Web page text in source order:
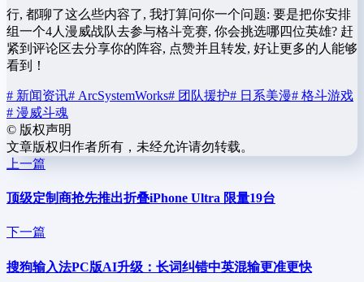
行, 都聊了这么些内容了, 我打算问你一个问题: 要是把你安排
组一个4人漫威战队去参与格斗竞赛, 你会挑选哪四位英雄? 赶
紧到评论区去分享你的阵容, 点赞并且转发, 好让更多的人能够
看到！
# 新闻资讯# ArcSystemWorks# 团队援护# 日系美漫# 格斗游戏
# 漫威斗魂
© 版权声明
文章版权归作者所有，未经允许请勿转载。
上一篇
顶级定制商抢先推出折叠iPhone Ultra 限量19台
下一篇
搜狗输入法PC版AI升级：长词纠错中英混输更准更快